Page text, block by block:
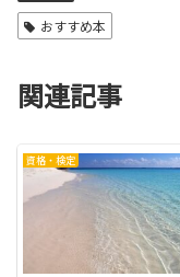
おすすめ本
関連記事
資格・検定